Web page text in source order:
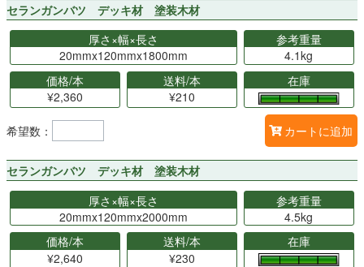
セランガンバツ デッキ材 塗装木材
厚さ×幅×長さ
20mmx120mmx1800mm
参考重量
4.1kg
価格/本
¥2,360
送料/本
¥210
在庫
希望数： カートに追加
セランガンバツ デッキ材 塗装木材
厚さ×幅×長さ
20mmx120mmx2000mm
参考重量
4.5kg
価格/本
¥2,640
送料/本
¥230
在庫